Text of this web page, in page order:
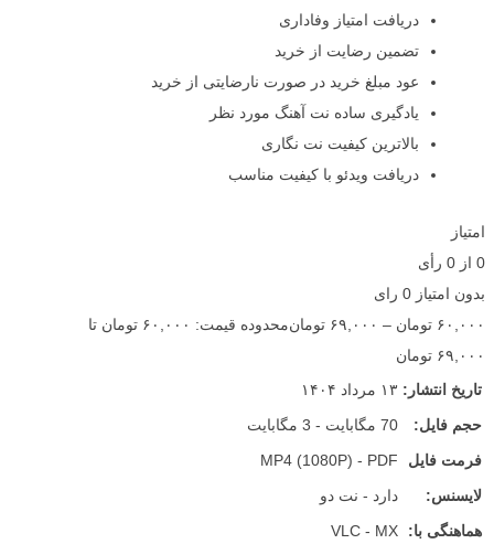
دریافت امتیاز وفاداری
تضمین رضایت از خرید
عود مبلغ خرید در صورت نارضایتی از خرید
یادگیری ساده نت آهنگ مورد نظر
بالاترین کیفیت نت نگاری
دریافت ویدئو با کیفیت مناسب
امتیاز
0 از 0 رأی
بدون امتیاز 0 رای
۶۰,۰۰۰ تومان – ۶۹,۰۰۰ تومان
محدوده قیمت: ۶۰,۰۰۰ تومان تا
۶۹,۰۰۰ تومان
تاریخ انتشار: ۱۳ مرداد ۱۴۰۴
حجم فایل:
70 مگابایت - 3 مگابایت
فرمت فایل
MP4 (1080P) - PDF
لایسنس:
دارد - نت دو
هماهنگی با:
VLC - MX